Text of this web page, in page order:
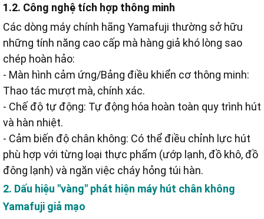
1.2. Công nghệ tích hợp thông minh
Các dòng máy chính hãng Yamafuji thường sở hữu
những tính năng cao cấp mà hàng giả khó lòng sao
chép hoàn hảo:
- Màn hình cảm ứng/Bảng điều khiển cơ thông minh:
Thao tác mượt mà, chính xác.
- Chế độ tự động: Tự động hóa hoàn toàn quy trình hút
và hàn nhiệt.
- Cảm biến độ chân không: Có thể điều chỉnh lực hút
phù hợp với từng loại thực phẩm (ướp lạnh, đồ khô, đồ
đông lạnh) và ngăn việc cháy hỏng túi hàn.
2. Dấu hiệu "vàng" phát hiện máy hút chân không
Yamafuji giả mạo